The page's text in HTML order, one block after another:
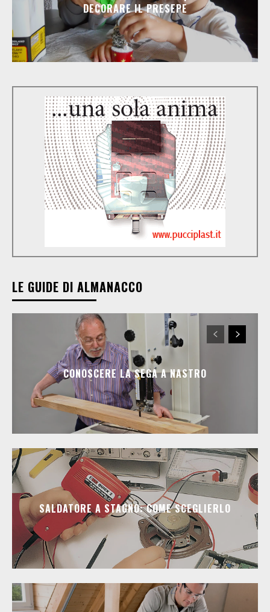
DECORARE IL PRESEPE
LE GUIDE DI ALMANACCO
CONOSCERE LA SEGA A NASTRO
SALDATORE A STAGNO: COME SCEGLIERLO